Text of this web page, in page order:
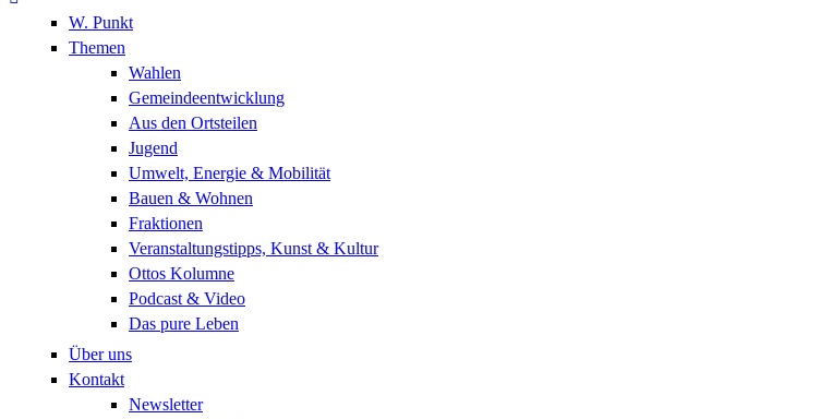
W. Punkt
Themen
Wahlen
Gemeindeentwicklung
Aus den Ortsteilen
Jugend
Umwelt, Energie & Mobilität
Bauen & Wohnen
Fraktionen
Veranstaltungstipps, Kunst & Kultur
Ottos Kolumne
Podcast & Video
Das pure Leben
Über uns
Kontakt
Newsletter